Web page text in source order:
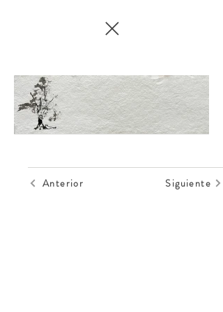
Anterior Siguiente